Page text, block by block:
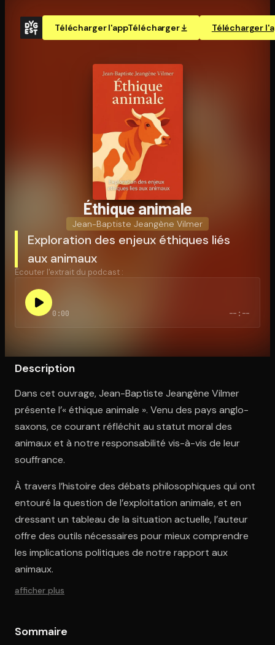
Télécharger l'appTélécharger Télécharger
Ouvre l'app Appareil photo, pointe sur le code. C'est gratuit à
Éthique animale
Jean-Baptiste Jeangène Vilmer
Exploration des enjeux éthiques liés
aux animaux
Écouter l'extrait du podcast :
0:00 --:--
Description
Dans cet ouvrage, Jean-Baptiste Jeangène Vilmer
présente l’« éthique animale ». Venu des pays anglo-
saxons, ce courant réfléchit au statut moral des
animaux et à notre responsabilité vis-à-vis de leur
souffrance.
À travers l’histoire des débats philosophiques qui ont
entouré la question de l’exploitation animale, et en
dressant un tableau de la situation actuelle, l’auteur
offre des outils nécessaires pour mieux comprendre
les implications politiques de notre rapport aux
animaux.
afficher plus
Sommaire